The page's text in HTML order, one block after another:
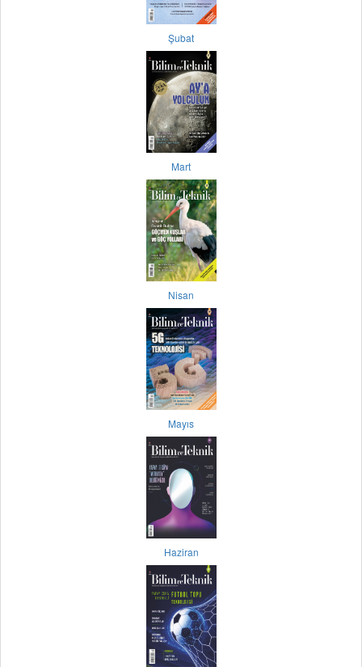
Şubat
Mart
Nisan
Mayıs
Haziran